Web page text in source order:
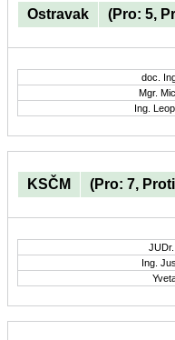
Ostravak (Pro: 5,
doc.
Mgr.
Ing.
KSČM (Pro: 7,
Ing.